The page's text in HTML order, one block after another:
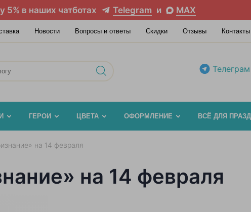
5% в наших чатботах Telegram и MAX
Новости Вопросы и ответы Скидки Отзывы Контакты
Телеграм
ГЕРОИ ЦВЕТА ОФОРМЛЕНИЕ ВСЁ ДЛЯ
на 14 февраля
на 14 февраля